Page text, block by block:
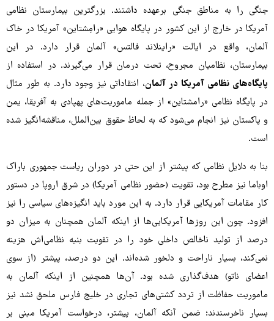
جنگی را به مناطق جنگی برعهده داشتند. بزرگترین بیمارستان نظامی
آمریکا در خارج از این کشور در پایگاه هوایی «رامِشتاین» آمریکا در خاک
آلمان، واقع در ایالت «راینلاند فالتس» آلمان قرار دارد. در این
بیمارستان، نظامیان مجروح، تحت درمان قرار می‌گیرند. در استفاده از
پایگاه‌های نظامی آمریکا در آلمان، انتقاداتی نیز وجود دارد. به طور مثال
در پایگاه نظامی «رامشتاین» از جمله ماموریت‌های پهپادی به آفریقا، یمن
و پاکستان نیز انجام می‌شود که به لحاظ حقوق بین‌الملل، مناقشه‌انگیز شده
است.
بنا به دلایل نظامی که پیشتر از این حتی در دوران ریاست جمهوری باراک
اوباما نیز مطرح بود، تقویت (حضور نظامی آمریکا) در شرق اروپا در دستور
کار مقامات آمریکایی قرار دارد. به این مورد باید انگیزه‌های سیاسی را نیز
افزود. چون این روزها آمریکایی‌ها از اینکه آلمان همچنان به میزان دو
درصد از تولید ناخالص داخلی خود را در تقویت بنیه نظامی‌اش هزینه
نمی‌کند، بسیار ناراحت و دلخور شده‌اند. این دو درصد، پیشتر (از سوی
اعضای ناتو) هدف‌گذاری شده بود. آن‌ها همچنین از اینکه آلمان به
ماموریت حفاظت از تردد کشتی‌های تجاری در خلیج فارس ملحق نشد نیز
بسیار ناخرسندند؛ ضمن آنکه آلمان، پیشتر، درخواست آمریکا مبنی بر